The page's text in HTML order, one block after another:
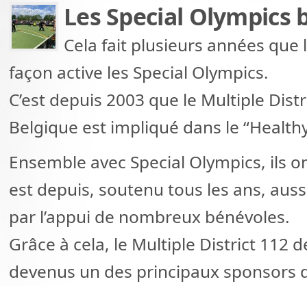
Les Special Olympics
Cela fait plusieurs années
façon active les Special Olympics.
C’est depuis 2003 que le Multiple
Belgique est impliqué dans le
Ensemble avec Special Olympics, ils
est depuis, soutenu tous les ans,
par l’appui de nombreux bénévoles.
Grâce à cela, le Multiple District 112
devenus un des principaux sponsors